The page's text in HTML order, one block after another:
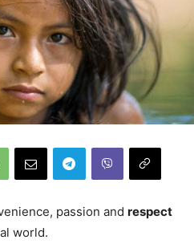
passion and respect
world.